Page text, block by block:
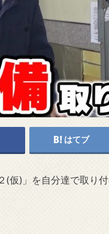
はてブ
仮)」を自分達で取り